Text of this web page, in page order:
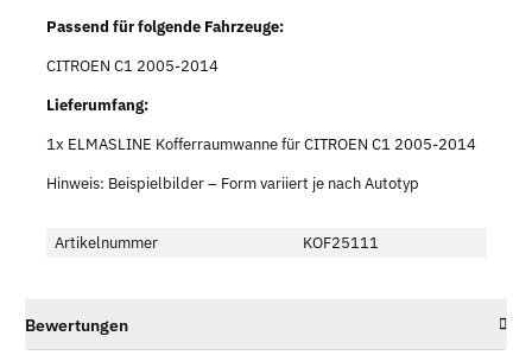
Passend für folgende Fahrzeuge:
CITROEN C1 2005-2014
Lieferumfang:
1x ELMASLINE Kofferraumwanne für CITROEN C1 2005-2014
Hinweis: Beispielbilder – Form variiert je nach Autotyp
Artikelnummer KOF25111
Bewertungen